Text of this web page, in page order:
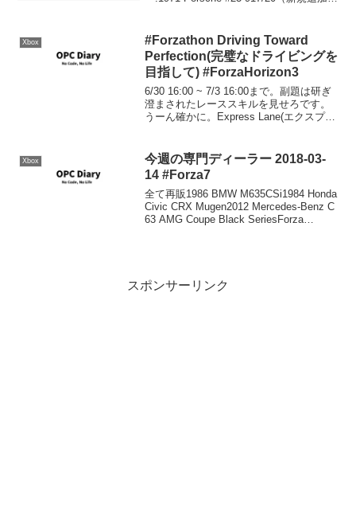
Xbox
#Forzathon Driving Toward
Perfection(完璧なドライビングを
目指して) #ForzaHorizon3
6/30 16:00 ~ 7/3 16:00まで。副題は研ぎ
澄まされたレーススキルを見せろです。
うーん確かに。Express Lane(エクスプレ
Xbox
今週の専門ディーラー 2018-03-
14 #Forza7
全て再販1986 BMW M635CSi1984 Honda
Civic CRX Mugen2012 Mercedes-Benz C
63 AMG Coupe Black SeriesForza
スポンサーリンク